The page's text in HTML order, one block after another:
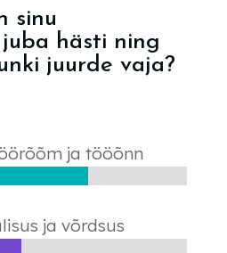
sinu
juba hästi ning
juurde vaja?
ja tööõnn
ja võrdsus